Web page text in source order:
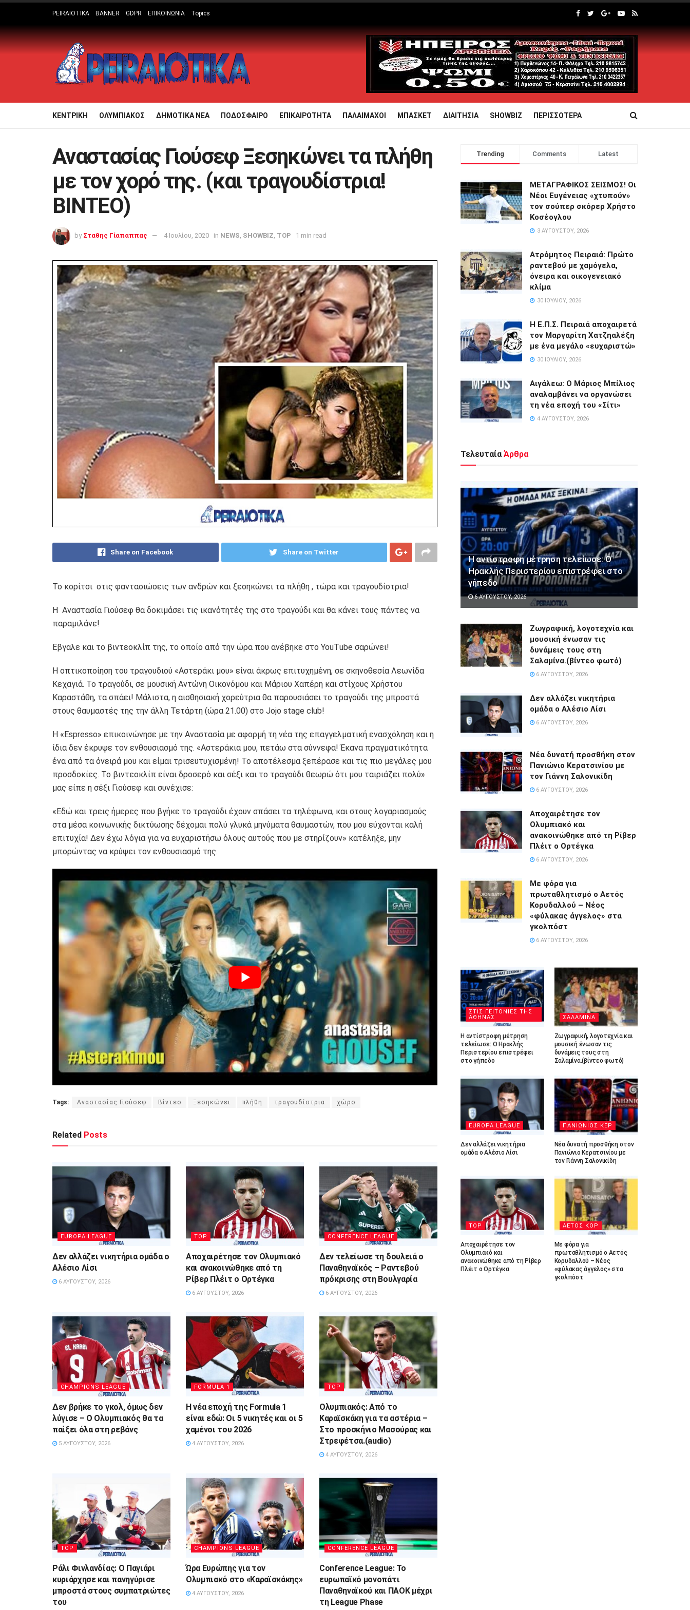
PEIRAIOTIKA BANNER GDPR ΕΠΙΚΟΙΝΩΝΙΑ Topics
ΚΕΝΤΡΙΚΗ ΟΛΥΜΠΙΑΚΟΣ ΔΗΜΟΤΙΚΑ ΝΕΑ ΠΟΔΟΣΦΑΙΡΟ ΕΠΙΚΑΙΡΟΤΗΤΑ ΠΑΛΑΙΜΑΧΟΙ ΜΠΑΣΚΕΤ ΔΙΑΙΤΗΣΙΑ SHOWBIZ ΠΕΡΙΣΣΟΤΕΡΑ
Αναστασίας Γιούσεφ Ξεσηκώνει τα πλήθη
με τον χορό της. (και τραγουδίστρια!
ΒΙΝΤΕΟ)
by Σταθης Γίαπαππας 4 Ιουλίου, 2020 in NEWS SHOWBIZ TOP 1 min read
Share on Facebook Share on Twitter
To κορίτσι στις φαντασιώσεις των ανδρών και ξεσηκώνει τα πλήθη , τώρα και τραγουδίστρια!
Η Αναστασία Γιούσεφ θα δοκιμάσει τις ικανότητές της στο τραγούδι και θα κάνει τους πάντες να
παραμιλάνε!
Εβγαλε και το βιντεοκλίπ της, το οποίο από την ώρα που ανέβηκε στο YouΤube σαρώνει!
Η οπτικοποίηση του τραγουδιού «Αστεράκι μου» είναι άκρως επιτυχημένη, σε σκηνοθεσία Λεωνίδα
Κεχαγιά. Το τραγούδι, σε μουσική Αντώνη Οικονόμου και Μάριου Χαπέρη και στίχους Xρήστου
Καραστάθη, τα σπάει! Μάλιστα, η αισθησιακή χορεύτρια θα παρουσιάσει το τραγούδι της μπροστά
στους θαυμαστές της την άλλη Τετάρτη (ώρα 21.00) στο Jojo stage club!
Η «Espresso» επικοινώνησε με την Αναστασία με αφορμή τη νέα της επαγγελματική ενασχόληση και η
ίδια δεν έκρυψε τον ενθουσιασμό της. «Αστεράκια μου, πετάω στα σύννεφα! Έκανα πραγματικότητα
ένα από τα όνειρά μου και είμαι τρισευτυχισμένη! Το αποτέλεσμα ξεπέρασε και τις πιο μεγάλες μου
προσδοκίες. Το βιντεοκλίπ είναι δροσερό και σέξι και το τραγούδι θεωρώ ότι μου ταιριάζει πολύ»
μας είπε η σέξι Γιούσεφ και συνέχισε:
«Εδώ και τρεις ήμερες που βγήκε το τραγούδι έχουν σπάσει τα τηλέφωνα, και στους λογαριασμούς
στα μέσα κοινωνικής δικτύωσης δέχομαι πολύ γλυκά μηνύματα θαυμαστών, που μου εύχονται καλή
επιτυχία! Δεν έχω λόγια για να ευχαριστήσω όλους αυτούς που με στηρίζουν» κατέληξε, μην
μπορώντας να κρύψει τον ενθουσιασμό της.
Tags: Αναστασίας Γιούσεφ Βίντεο Ξεσηκώνει πλήθη τραγουδίστρια χώρο
Related Posts
EUROPA LEAGUE
Δεν αλλάζει νικητήρια ομάδα ο
Αλέσιο Λίσι
6 ΑΥΓΟΎΣΤΟΥ, 2026
TOP
Αποχαιρέτησε τον Ολυμπιακό
και ανακοινώθηκε από τη
Ρίβερ Πλέιτ ο Ορτέγκα
6 ΑΥΓΟΎΣΤΟΥ, 2026
CONFERENCE LEAGUE
Δεν τελείωσε τη δουλειά ο
Παναθηναϊκός – Ραντεβού
πρόκρισης στη Βουλγαρία
6 ΑΥΓΟΎΣΤΟΥ, 2026
CHAMPIONS LEAGUE
Δεν βρήκε το γκολ, όμως δεν
λύγισε – Ο Ολυμπιακός θα τα
παίξει όλα στη ρεβάνς
5 ΑΥΓΟΎΣΤΟΥ, 2026
FORMULA 1
Η νέα εποχή της Formula 1
είναι εδώ: Οι 5 νικητές και οι 5
χαμένοι του 2026
4 ΑΥΓΟΎΣΤΟΥ, 2026
TOP
Ολυμπιακός: Από το
Καραϊσκάκη για τα αστέρια –
Στο προσκήνιο Μασούρας και
Στρεφέτσα.(audio)
4 ΑΥΓΟΎΣΤΟΥ, 2026
TOP
Ράλι Φινλανδίας: Ο Παγιάρι
κυριάρχησε και πανηγύρισε
μπροστά στους συμπατριώτες
του
CHAMPIONS LEAGUE
Ώρα Ευρώπης για τον
Ολυμπιακό στο «Καραϊσκάκης»
4 ΑΥΓΟΎΣΤΟΥ, 2026
CONFERENCE LEAGUE
Conference League: Το
ευρωπαϊκό μονοπάτι
Παναθηναϊκού και ΠΑΟΚ μέχρι
τη League Phase
Trending Comments Latest
ΜΕΤΑΓΡΑΦΙΚΟΣ ΣΕΙΣΜΟΣ! Οι
Νέοι Ευγένειας «χτυπούν»
τον σούπερ σκόρερ Χρήστο
Κοσέογλου
3 ΑΥΓΟΎΣΤΟΥ, 2026
Ατρόμητος Πειραιά: Πρώτο
ραντεβού με χαμόγελα,
όνειρα και οικογενειακό
κλίμα
30 ΙΟΥΛΊΟΥ, 2026
Η Ε.Π.Σ. Πειραιά αποχαιρετά
τον Μαργαρίτη Χατζηαλέξη
με ένα μεγάλο «ευχαριστώ»
30 ΙΟΥΛΊΟΥ, 2026
Αιγάλεω: Ο Μάριος Μπίλιος
αναλαμβάνει να οργανώσει
τη νέα εποχή του «Σίτι»
4 ΑΥΓΟΎΣΤΟΥ, 2026
Τελευταία Άρθρα
Η αντίστροφη μέτρηση τελείωσε: Ο
Ηρακλής Περιστερίου επιστρέφει στο
γήπεδο
6 ΑΥΓΟΎΣΤΟΥ, 2026
Ζωγραφική, λογοτεχνία και
μουσική ένωσαν τις
δυνάμεις τους στη
Σαλαμίνα.(βίντεο φωτό)
6 ΑΥΓΟΎΣΤΟΥ, 2026
Δεν αλλάζει νικητήρια
ομάδα ο Αλέσιο Λίσι
6 ΑΥΓΟΎΣΤΟΥ, 2026
Νέα δυνατή προσθήκη στον
Πανιώνιο Κερατσινίου με
τον Γιάννη Σαλονικίδη
6 ΑΥΓΟΎΣΤΟΥ, 2026
Αποχαιρέτησε τον
Ολυμπιακό και
ανακοινώθηκε από τη Ρίβερ
Πλέιτ ο Ορτέγκα
6 ΑΥΓΟΎΣΤΟΥ, 2026
Με φόρα για
πρωταθλητισμό ο Αετός
Κορυδαλλού – Νέος
«φύλακας άγγελος» στα
γκολπόστ
6 ΑΥΓΟΎΣΤΟΥ, 2026
ΣΤΙΣ ΓΕΙΤΟΝΙΕΣ ΤΗΣ
ΑΘΗΝΑΣ
Η αντίστροφη μέτρηση
τελείωσε: Ο Ηρακλής
Περιστερίου επιστρέφει
στο γήπεδο
ΣΑΛΑΜΙΝΑ
Ζωγραφική, λογοτεχνία και
μουσική ένωσαν τις
δυνάμεις τους στη
Σαλαμίνα.(βίντεο φωτό)
EUROPA LEAGUE
Δεν αλλάζει νικητήρια
ομάδα ο Αλέσιο Λίσι
ΠΑΝΙΩΝΙΟΣ ΚΕΡ
Νέα δυνατή προσθήκη στον
Πανιώνιο Κερατσινίου με
τον Γιάννη Σαλονικίδη
TOP
Αποχαιρέτησε τον
Ολυμπιακό και
ανακοινώθηκε από τη Ρίβερ
Πλέιτ ο Ορτέγκα
ΑΕΤΟΣ ΚΟΡ
Με φόρα για
πρωταθλητισμό ο Αετός
Κορυδαλλού – Νέος
«φύλακας άγγελος» στα
γκολπόστ